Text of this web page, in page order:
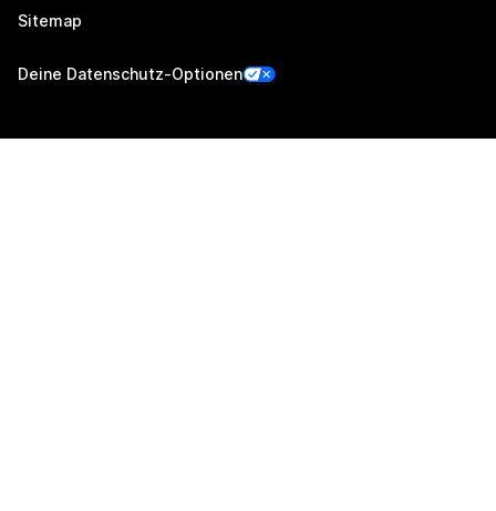
Sitemap
Deine Datenschutz-Optionen